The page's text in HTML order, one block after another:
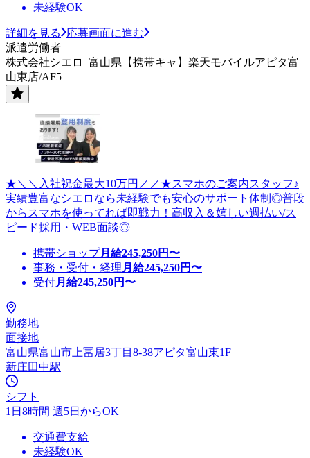
未経験OK
詳細を見る
応募画面に進む
派遣労働者
株式会社シエロ_富山県【携帯キャ】楽天モバイルアピタ富
山東店/AF5
★＼＼入社祝金最大10万円／／★スマホのご案内スタッフ♪
実績豊富なシエロなら未経験でも安心のサポート体制◎普段
からスマホを使ってれば即戦力！高収入＆嬉しい週払い/ス
ピード採用・WEB面談◎
携帯ショップ月給245,250円〜
事務・受付・経理 月給245,250円〜
受付月給245,250円〜
勤務地
面接地
富山県富山市上冨居3丁目8-38アピタ富山東1F
新庄田中駅
シフト
1日8時間 週5日からOK
交通費支給
未経験OK